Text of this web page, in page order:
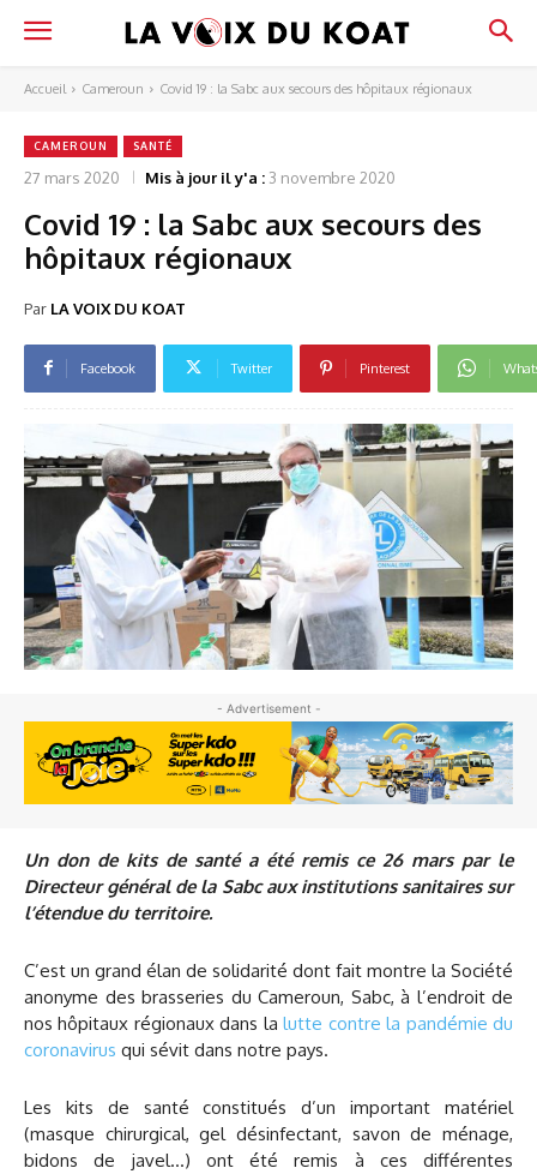
Accueil Cameroun Covid 19 : la Sabc aux secours des hôpitaux régionaux
CAMEROUN SANTÉ
27 mars 2020 Mis à jour il y'a : 3 novembre 2020
Covid 19 : la Sabc aux secours des
hôpitaux régionaux
Par LA VOIX DU KOAT
Facebook Twitter Pinterest
- Advertisement -
Un don de kits de santé a été remis ce 26 mars par le
Directeur général de la Sabc aux institutions sanitaires sur
l’étendue du territoire.
C’est un grand élan de solidarité dont fait montre la Société
anonyme des brasseries du Cameroun, Sabc, à l’endroit de
nos hôpitaux régionaux dans lalutte contre la pandémie du
coronavirus qui sévit dans notre pays.
Les kits de santé constitués d’un important matériel
(masque chirurgical, gel désinfectant, savon de ménage,
bidons de javel…) ont été remis à ces différentes